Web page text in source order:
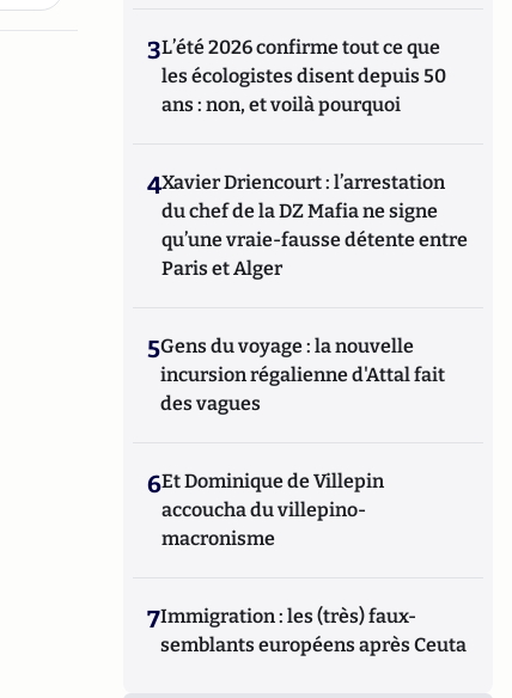
3L’été 2026 confirme tout ce que
les écologistes disent depuis 50
ans : non, et voilà pourquoi
4Xavier Driencourt : l’arrestation
du chef de la DZ Mafia ne signe
qu’une vraie-fausse détente entre
Paris et Alger
5Gens du voyage : la nouvelle
incursion régalienne d'Attal fait
des vagues
6Et Dominique de Villepin
accoucha du villepino-
macronisme
7Immigration : les (très) faux-
semblants européens après Ceuta